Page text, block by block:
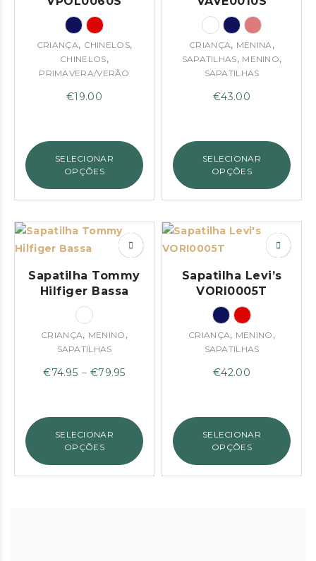
CRIANÇA, CHINELOS,
CHINELOS,
PRIMAVERA/VERÃO
€19.00
SELECIONAR
OPÇÕES
CRIANÇA, MENINA,
SAPATILHAS, MENINO,
SAPATILHAS
€43.00
SELECIONAR
OPÇÕES
Sapatilha Tommy
Hilfiger Bassa
CRIANÇA, MENINO ,
SAPATILHAS
€74.95 – €79.95Price
through
€79.95
SELECIONAR
OPÇÕES
Sapatilha Levi’s
VORI0005T
CRIANÇA, MENINO ,
SAPATILHAS
€42.00
SELECIONAR
OPÇÕES